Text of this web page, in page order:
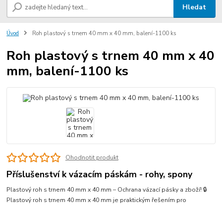
Hledat
Úvod Roh plastový s trnem 40 mm x 40 mm, balení-1100 ks
Roh plastový s trnem 40 mm x 40
mm, balení-1100 ks
Ohodnotit produkt
Příslušenství k vázacím páskám - rohy, spony
Plastový roh s trnem 40 mm x 40 mm – Ochrana vázací pásky a zboží! 🔒
Plastový roh s trnem 40 mm x 40 mm je praktickým řešením pro